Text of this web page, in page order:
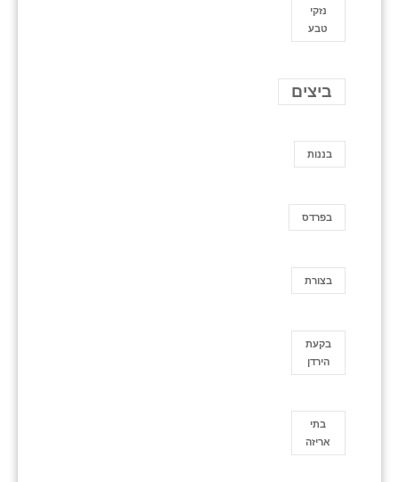
נזקי
טבע
ביצים
בננות
בפרדס
בצורת
בקעת
הירדן
בתי
אריזה